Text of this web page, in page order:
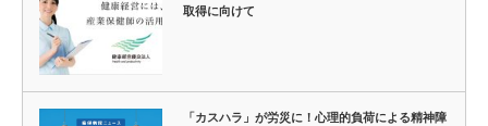
取得に向けて
「カスハラ」が労災に！心理的負荷による精神障